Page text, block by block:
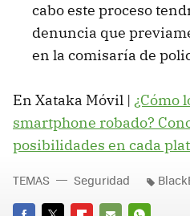
cabo este proceso
denuncia que
en la comisaría de
En Xataka Móvil | ¿Cómo
smartphone robado?
posibilidades en cada
TEMAS Seguridad